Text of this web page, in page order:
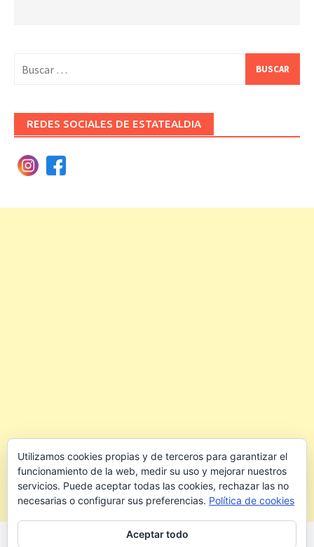
REDES SOCIALES DE ESTATEALDIA
Utilizamos cookies propias y de terceros para garantizar el
funcionamiento de la web, medir su uso y mejorar nuestros
servicios. Puede aceptar todas las cookies, rechazar las no
necesarias o configurar sus preferencias. Política de cookies
Aceptar todo